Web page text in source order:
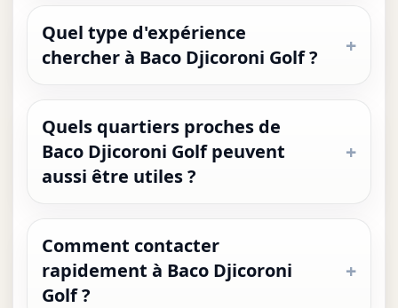
Quel type d'expérience
chercher à Baco Djicoroni Golf ?
Quels quartiers proches de
Baco Djicoroni Golf peuvent
aussi être utiles ?
Comment contacter
rapidement à Baco Djicoroni
Golf ?